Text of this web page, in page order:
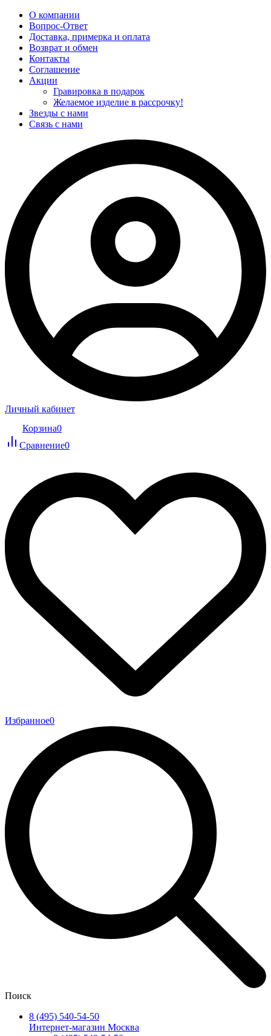
О компании
Вопрос-Ответ
Доставка, примерка и оплата
Возврат и обмен
Контакты
Соглашение
Акции
Гравировка в подарок
Желаемое изделие в рассрочку!
Звезды с нами
Связь с нами
Личный кабинет
Корзина0
Сравнение0
Избранное0
Поиск
8 (495) 540-54-50
Интернет-магазин Москва